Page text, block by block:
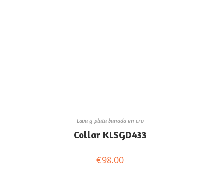
Lava y plata bañada en oro
Collar KLSGD433
€98.00